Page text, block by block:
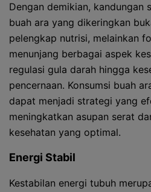
Dengan demikian, kandungan
buah ara yang dikeringkan
pelengkap nutrisi, melainkan
menunjang berbagai aspek
regulasi gula darah hingga
pencernaan. Konsumsi buah
dapat menjadi strategi yang
meningkatkan asupan serat
kesehatan yang optimal.
Energi Stabil
Kestabilan energi tubuh